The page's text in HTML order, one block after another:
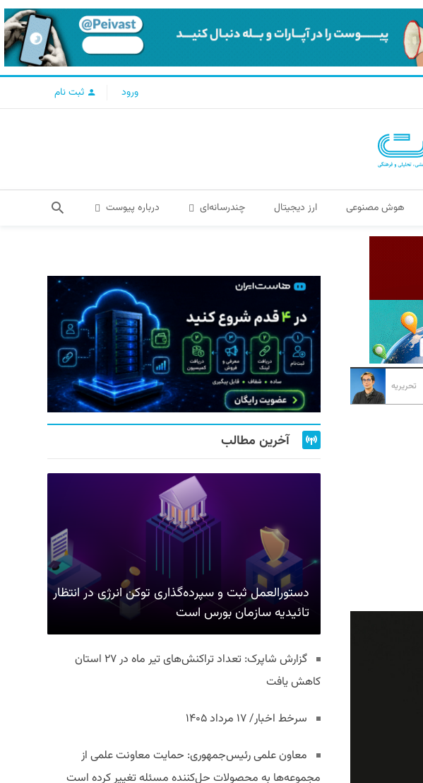
ورود ثبت نام
هوش مصنوعی ارز دیجیتال چندرسانه‌ای درباره پیوست
تحریریه
آخرین مطالب
دستورالعمل ثبت و سپرده‌گذاری توکن انرژی در انتظار
تائیدیه سازمان بورس است
گزارش شاپرک: تعداد تراکنش‌های تیر ماه در ۲۷ استان‌
کاهش یافت
سرخط اخبار/ ۱۷ مرداد ۱۴۰۵
معاون علمی رئیس‌جمهوری: حمایت معاونت علمی از
مجموعه‌ها به محصولات حل‌کننده مسئله تغییر کرده است